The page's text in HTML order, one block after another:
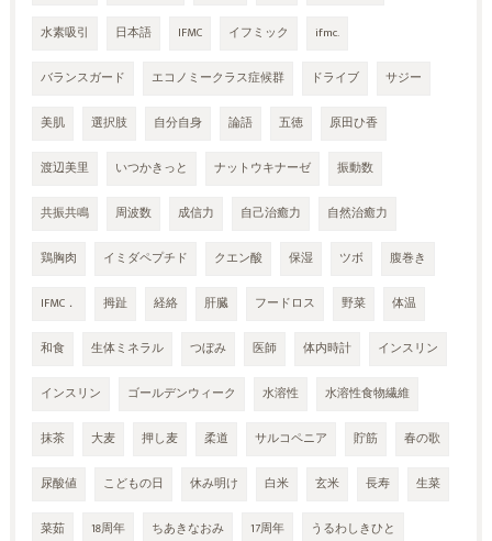
水素吸引 日本語 IFMC イフミック ifmc.
バランスガード エコノミークラス症候群 ドライブ サジー
美肌 選択肢 自分自身 論語 五徳 原田ひ香
渡辺美里 いつかきっと ナットウキナーゼ 振動数
共振共鳴 周波数 成信力 自己治癒力 自然治癒力
鶏胸肉 イミダペプチド クエン酸 保湿 ツボ 腹巻き
IFMC． 拇趾 経絡 肝臓 フードロス 野菜 体温
和食 生体ミネラル つぼみ 医師 体内時計 インスリン
インスリン ゴールデンウィーク 水溶性 水溶性食物繊維
抹茶 大麦 押し麦 柔道 サルコペニア 貯筋 春の歌
尿酸値 こどもの日 休み明け 白米 玄米 長寿 生菜
菜茹 18周年 ちあきなおみ 17周年 うるわしきひと